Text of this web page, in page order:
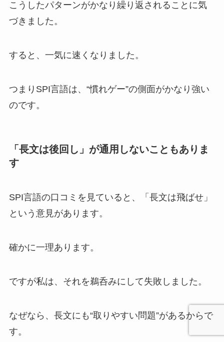
こうしたパターンがかなり繰り返されることに気
づきました。
すると、一気に速くなりました。
つまりSPI言語は、“慣れゲー”の側面がかなり強い
のです。
「長文は後回し」が通用しないこともありま
す
SPI言語の口コミを見ていると、「長文は飛ばせ」
という意見があります。
確かに一理あります。
ですが私は、それを鵜呑みにして失敗しました。
なぜなら、長文にも“取りやすい問題”があるからで
す。